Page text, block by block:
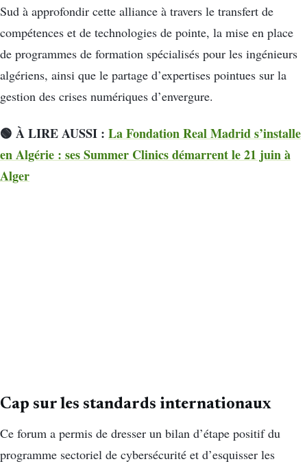
Sud à approfondir cette alliance à travers le transfert de
compétences et de technologies de pointe, la mise en place
de programmes de formation spécialisés pour les ingénieurs
algériens, ainsi que le partage d’expertises pointues sur la
gestion des crises numériques d’envergure.
🟢 À LIRE AUSSI : La Fondation Real Madrid s’installe
en Algérie : ses Summer Clinics démarrent le 21 juin à
Alger
Cap sur les standards internationaux
Ce forum a permis de dresser un bilan d’étape positif du
programme sectoriel de cybersécurité et d’esquisser les